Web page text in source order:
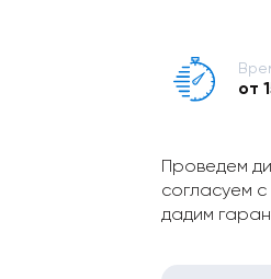
от
Проведем
согласуем
дадим